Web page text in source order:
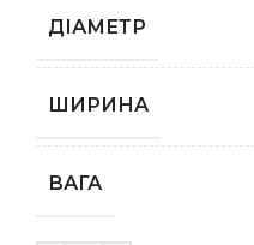
ДІАМЕТР
ШИРИНА
ВАГА